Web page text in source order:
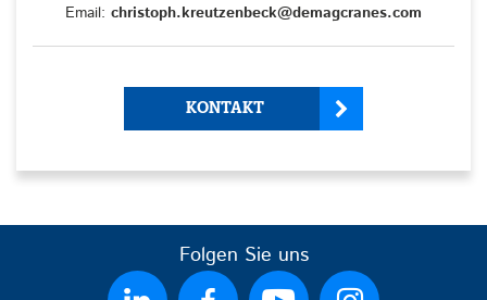
Email: christoph.kreutzenbeck@demagcranes.com
KONTAKT
Folgen Sie uns